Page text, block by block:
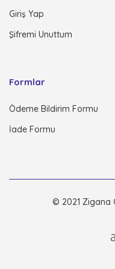
Giriş Yap
Şifremi Unuttum
Formlar
Ödeme Bildirim Formu
İade Formu
© 2021 Zigana